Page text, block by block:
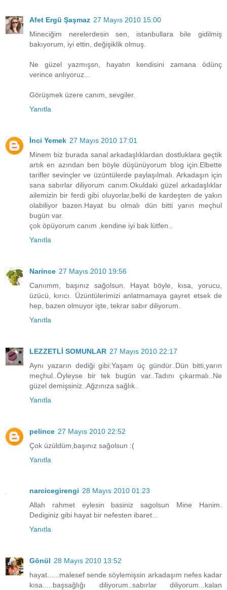
Afet Ergü Şaşmaz 27 Mayıs 2010 15:00
Mineciğim nerelerdesin sen, istanbullara bile gidilmiş
bakıyorum, iyi ettin, değişiklik olmuş.
Ne güzel yazmışsn, hayatın kendisini zamana ödünç
verince anlıyoruz...
Görüşmek üzere canım, sevgiler.
Yanıtla
İnci Yemek 27 Mayıs 2010 17:01
Minem biz burada sanal arkadaşlıklardan dostluklara geçtik
artık en azından ben böyle düşünüyorum blog için.Elbette
tarifler sevinçler ve üzüntülerde paylaşılmalı. Arkadaşın için
sana sabırlar diliyorum canım.Okuldaki güzel arkadaşlıklar
ailemizin bir ferdi gibi oluyorlar,belki de kardeşten de yakın
olabiliyor bazen.Hayat bu olmalı dün bitti yarın meçhul
bugün var.
çok öpüyorum canım ,kendine iyi bak lütfen..
Yanıtla
Narince 27 Mayıs 2010 19:56
Canıımm, başınız sağolsun. Hayat böyle, kısa, yorucu,
üzücü, kırıcı. Üzüntülerimizi anlatmamaya gayret etsek de
hep, bazen olmuyor işte, tekrar sabır diliyorum.
Yanıtla
LEZZETLİ SOMUNLAR 27 Mayıs 2010 22:17
Aynı yazarın dediği gibi:Yaşam üç gündür..Dün bitti,yarın
meçhul..Öyleyse bir tek bugün var..Tadını çıkarmalı..Ne
güzel demişsiniz..Ağzınıza sağlık..
Yanıtla
pelince 27 Mayıs 2010 22:52
Çok üzüldüm,başınız sağolsun :(
Yanıtla
narcicegirengi 28 Mayıs 2010 01:23
Allah rahmet eylesin basiniz sagolsun Mine Hanim.
Dediginiz gibi hayat bir nefesten ibaret...
Yanıtla
Gönül 28 Mayıs 2010 13:52
hayat......malesef sende söylemişsin arkadaşım nefes kadar
kısa.....başsağlığı diliyorum..sabırlar diliyorum...kalan